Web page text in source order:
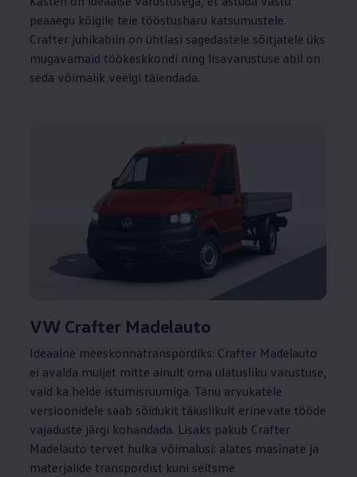
peaaegu kõigile teie tööstusharu katsumustele.
Crafter juhikabiin on ühtlasi sagedastele sõitjatele üks
mugavamaid töökeskkondi ning lisavarustuse abil on
seda võimalik veelgi täiendada.
VW Crafter Madelauto
Ideaalne meeskonnatranspordiks: Crafter Madelauto
ei avalda muljet mitte ainult oma ulatusliku varustuse,
vaid ka helde istumisruumiga. Tänu arvukatele
versioonidele saab sõidukit täiuslikult erinevate tööde
vajaduste järgi kohandada. Lisaks pakub Crafter
Madelauto tervet hulka võimalusi: alates masinate ja
materjalide transpordist kuni seitsme